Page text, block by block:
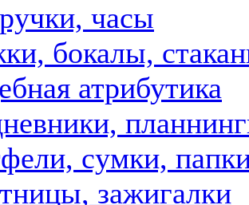
часы
бокалы,
атрибутика
сумки,
зажигалки